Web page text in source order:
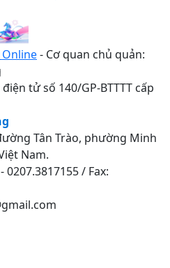
Online- Cơ quan chủ quản:
tử số 140/GP-BTTTT cấp
Tân Trào, phường Minh
Nam.
/ Fax: